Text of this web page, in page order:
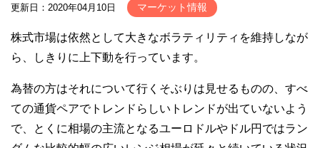
更新日：2020年04月10日 マーケット情報
株式市場は依然として大きなボラティリティを維持しなが
ら、しきりに上下動を行っています。
為替の方はそれについて行くそぶりは見せるものの、すべ
ての通貨ペアでトレンドらしいトレンドが出ていないよう
で、とくに相場の主流となるユーロドルやドル円ではラン